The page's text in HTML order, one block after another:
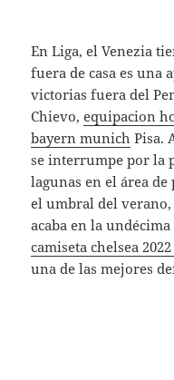
En Liga, el Venezia
fuera de casa es una
victorias fuera del
Chievo,equipacion
bayern munich Pisa.
se interrumpe por la
lagunas en el área
el umbral del
acaba en la
camiseta chelsea 2022
una de las mejores